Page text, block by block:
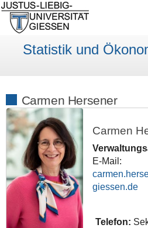
Statistik und
Carmen Hersener
Carmen
E-Mail:
Telefon: